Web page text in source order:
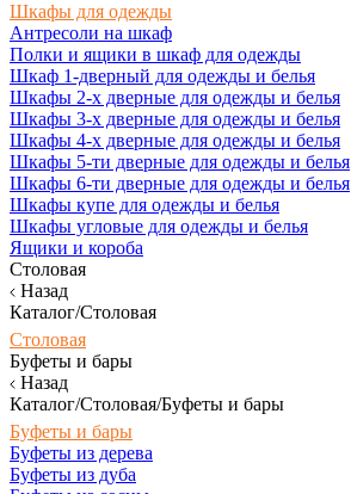
Шкафы для одежды
Антресоли на шкаф
Полки и ящики в шкаф для одежды
Шкаф 1-дверный для одежды и белья
Шкафы 2-х дверные для одежды и белья
Шкафы 3-х дверные для одежды и белья
Шкафы 4-х дверные для одежды и белья
Шкафы 5-ти дверные для одежды и белья
Шкафы 6-ти дверные для одежды и белья
Шкафы купе для одежды и белья
Шкафы угловые для одежды и белья
Ящики и короба
Столовая
Назад
Каталог/Столовая
Столовая
Буфеты и бары
Назад
Каталог/Столовая/Буфеты и бары
Буфеты и бары
Буфеты из дерева
Буфеты из дуба